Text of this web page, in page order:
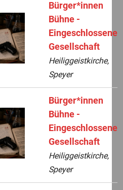
Bürger*innen
Bühne -
Eingeschlossene
Gesellschaft
Heiliggeistkirche,
Speyer
Bürger*innen
Bühne -
Eingeschlossene
Gesellschaft
Heiliggeistkirche,
Speyer